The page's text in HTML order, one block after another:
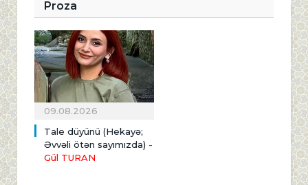
Proza
09.08.2026
Tale düyünü (Hekayə;
Əvvəli ötən sayımızda) -
Gül TURAN